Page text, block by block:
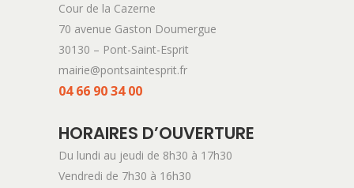
Cour de la Cazerne
70 avenue Gaston Doumergue
30130 – Pont-Saint-Esprit
mairie@pontsaintesprit.fr
04 66 90 34 00
HORAIRES D’OUVERTURE
Du lundi au jeudi de 8h30 à 17h30
Vendredi de 7h30 à 16h30